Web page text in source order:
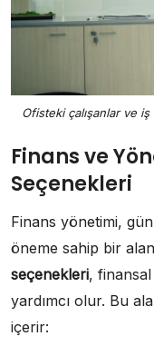
Ofisteki çalışanlar ve
Finans ve
Seçenekleri
Finans yönetimi,
öneme sahip bir
seçenekleri,
yardımcı olur. Bu
içerir: